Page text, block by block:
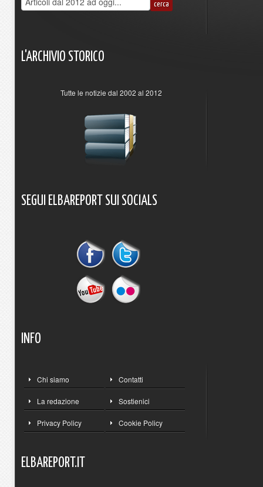
L'ARCHIVIO STORICO
Tutte le notizie dal 2002 al 2012
SEGUI ELBAREPORT SUI SOCIALS
INFO
Chi siamo Contatti
La redazione Sostienici
Privacy Policy Cookie Policy
ELBAREPORT.IT